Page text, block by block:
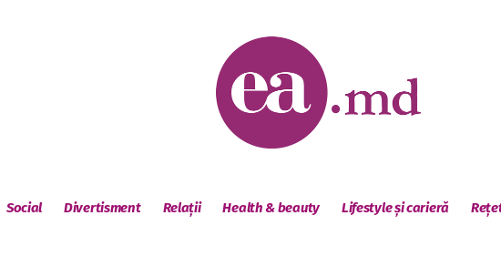
Social Divertisment Relații Health & beauty Lifestyle și carieră